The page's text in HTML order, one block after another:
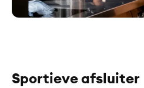
Sportieve afsluiter